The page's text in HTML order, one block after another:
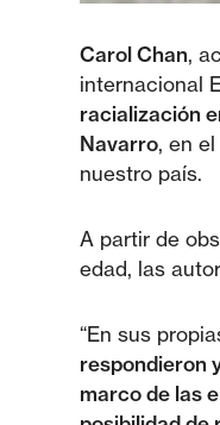
Carol Chan,
internacional
racialización
Navarro, en
nuestro país.
A partir de
edad, las
“En sus
respondieron
marco de las